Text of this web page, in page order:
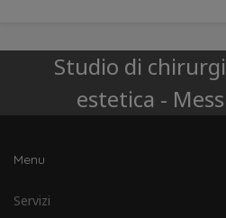
Studio di
estetica -
Menu
Servizi